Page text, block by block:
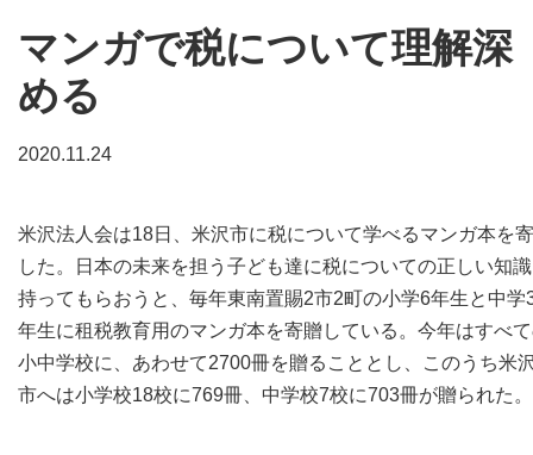
お問い合わせ
お申し込み
〒041-0801
営業時間 9:00～18:00 営業時間 9:00～18:00
マンガで税について理解深
める
2020.11.24
米沢法人会は18日、米沢市に税について学べるマンガ本を
した。日本の未来を担う子ども達に税についての正しい知
持ってもらおうと、毎年東南置賜2市2町の小学6年生と中学
年生に租税教育用のマンガ本を寄贈している。今年はすべ
小中学校に、あわせて2700冊を贈ることとし、このうち米
市へは小学校18校に769冊、中学校7校に703冊が贈られた。